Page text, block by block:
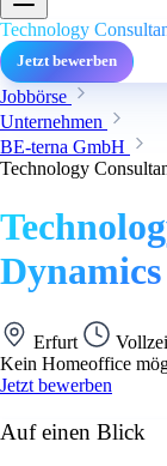
Technology
Jetzt bewerben
Jobbörse
Unternehmen
BE-terna GmbH
Technology
Erfurt
Kein Homeoffice
Jetzt bewerben
Auf einen Blick